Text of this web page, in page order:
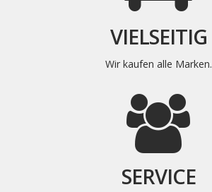
VIELSEITIG
Wir kaufen alle Marken.
SERVICE